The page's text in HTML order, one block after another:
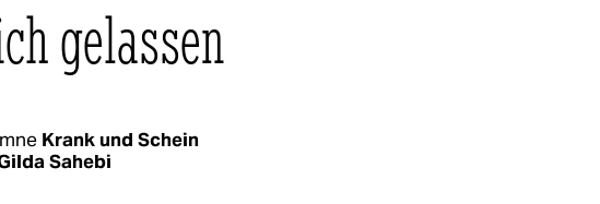
gelassen
Krank und Schein
Sahebi